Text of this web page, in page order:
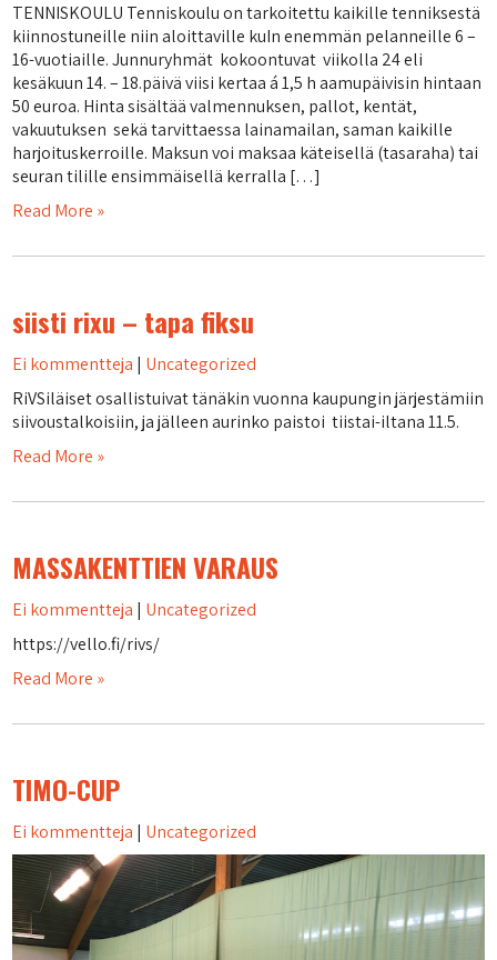
TENNISKOULU Tenniskoulu on tarkoitettu kaikille tenniksestä
kiinnostuneille niin aloittaville kuIn enemmän pelanneille 6 –
16-vuotiaille. Junnuryhmät kokoontuvat viikolla 24 eli
kesäkuun 14. – 18.päivä viisi kertaa á 1,5 h aamupäivisin hintaan
50 euroa. Hinta sisältää valmennuksen, pallot, kentät,
vakuutuksen sekä tarvittaessa lainamailan, saman kaikille
harjoituskerroille. Maksun voi maksaa käteisellä (tasaraha) tai
seuran tilille ensimmäisellä kerralla […]
Read More »
siisti rixu – tapa fiksu
Ei kommentteja | Uncategorized
RiVSiläiset osallistuivat tänäkin vuonna kaupungin järjestämiin
siivoustalkoisiin, ja jälleen aurinko paistoi tiistai-iltana 11.5.
Read More »
MASSAKENTTIEN VARAUS
Ei kommentteja | Uncategorized
https://vello.fi/rivs/
Read More »
TIMO-CUP
Ei kommentteja | Uncategorized